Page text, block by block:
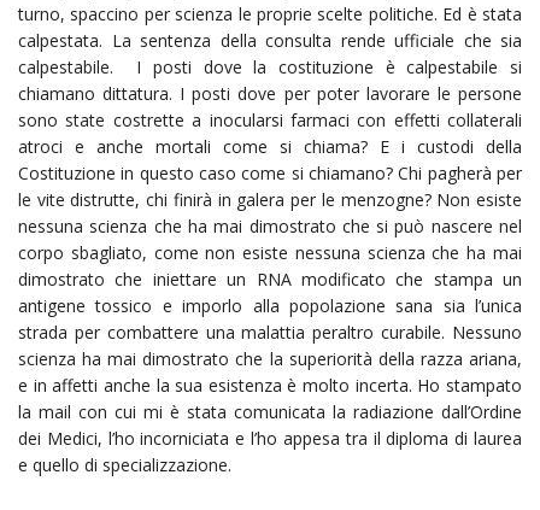
turno, spaccino per scienza le proprie scelte politiche. Ed è stata
calpestata. La sentenza della consulta rende ufficiale che sia
calpestabile. I posti dove la costituzione è calpestabile si
chiamano dittatura. I posti dove per poter lavorare le persone
sono state costrette a inocularsi farmaci con effetti collaterali
atroci e anche mortali come si chiama? E i custodi della
Costituzione in questo caso come si chiamano? Chi pagherà per
le vite distrutte, chi finirà in galera per le menzogne? Non esiste
nessuna scienza che ha mai dimostrato che si può nascere nel
corpo sbagliato, come non esiste nessuna scienza che ha mai
dimostrato che iniettare un RNA modificato che stampa un
antigene tossico e imporlo alla popolazione sana sia l’unica
strada per combattere una malattia peraltro curabile. Nessuno
scienza ha mai dimostrato che la superiorità della razza ariana,
e in affetti anche la sua esistenza è molto incerta. Ho stampato
la mail con cui mi è stata comunicata la radiazione dall’Ordine
dei Medici, l’ho incorniciata e l’ho appesa tra il diploma di laurea
e quello di specializzazione.